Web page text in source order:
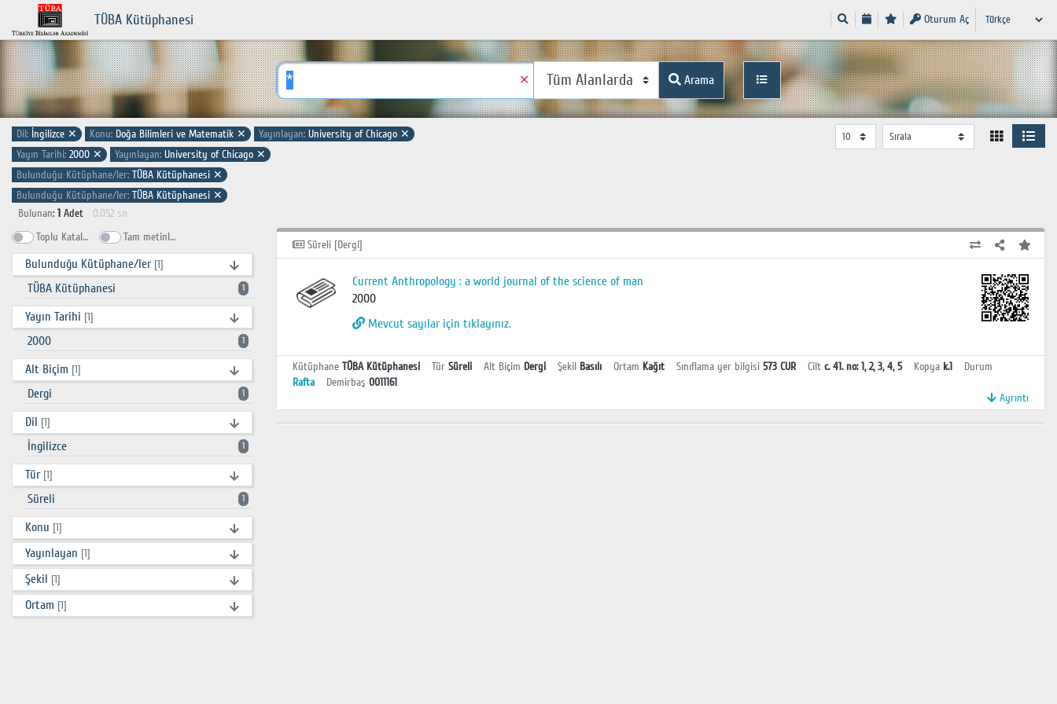
TÜBA Kütüphanesi Oturum Aç
✕ Arama
Dil: İngilizce ✕ Konu: Doğa Bilimleri ve Matematik ✕ Yayınlayan: University of Chicago ✕
Yayın Tarihi: 2000 ✕ Yayınlayan: University of Chicago ✕
Bulunduğu Kütüphane/ler: TÜBA Kütüphanesi ✕
Bulunduğu Kütüphane/ler: TÜBA Kütüphanesi ✕
Bulunan: 1 Adet
0.052 sn
Toplu Katalog
Tam metinlerde ara
Bulunduğu Kütüphane/ler [1]
TÜBA Kütüphanesi 1
Yayın Tarihi [1]
2000 1
Alt Biçim [1]
Dergi 1
Dil [1]
İngilizce 1
Tür [1]
Süreli 1
Konu [1]
Yayınlayan [1]
Şekil [1]
Ortam [1]
Süreli [Dergi]
Current Anthropology : a world journal of the science of man
2000
Mevcut sayılar için tıklayınız.
Kütüphane TÜBA Kütüphanesi Tür Süreli Alt Biçim Dergi Şekil Basılı Ortam Kağıt Sınıflama yer bilgisi 573 CUR Cilt c. 41. no: 1, 2, 3, 4, 5 Kopya k.1
Durum
Rafta
Demirbaş 0011161
Ayrıntı